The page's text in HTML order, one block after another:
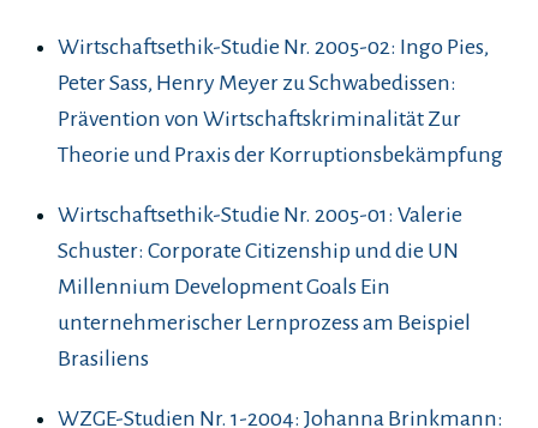
Wirtschaftsethik-Studie Nr. 2005-02: Ingo Pies,
Peter Sass, Henry Meyer zu Schwabedissen:
Prävention von Wirtschaftskriminalität Zur
Theorie und Praxis der Korruptionsbekämpfung
Wirtschaftsethik-Studie Nr. 2005-01: Valerie
Schuster: Corporate Citizenship und die UN
Millennium Development Goals Ein
unternehmerischer Lernprozess am Beispiel
Brasiliens
WZGE-Studien Nr. 1-2004: Johanna Brinkmann: